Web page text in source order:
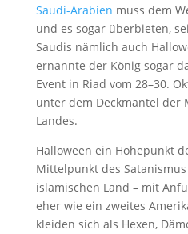
Saudi-Arabien muss dem
und es sogar überbieten,
Saudis nämlich auch
ernannte der König sogar
Event in Riad vom 28–30.
unter dem Deckmantel der
Landes.
Halloween ein Höhepunkt
Mittelpunkt des
islamischen Land – mit
eher wie ein zweites
kleiden sich als Hexen,